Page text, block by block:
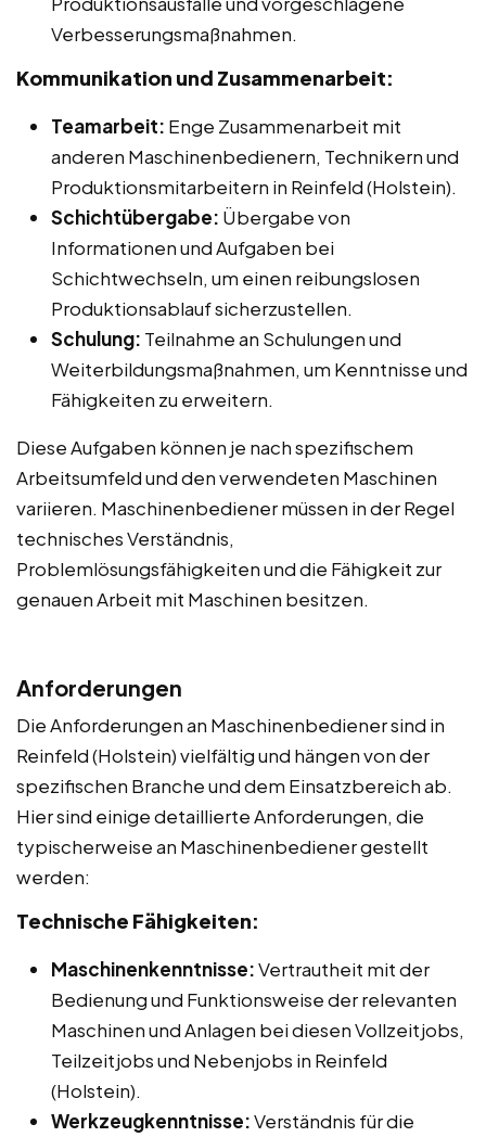
Verbesserungsmaßnahmen.
Kommunikation und Zusammenarbeit:
Teamarbeit: Enge Zusammenarbeit mit
anderen Maschinenbedienern, Technikern und
Produktionsmitarbeitern in Reinfeld (Holstein).
Schichtübergabe: Übergabe von
Informationen und Aufgaben bei
Schichtwechseln, um einen reibungslosen
Produktionsablauf sicherzustellen.
Schulung: Teilnahme an Schulungen und
Weiterbildungsmaßnahmen, um Kenntnisse und
Fähigkeiten zu erweitern.
Diese Aufgaben können je nach spezifischem
Arbeitsumfeld und den verwendeten Maschinen
variieren. Maschinenbediener müssen in der Regel
technisches Verständnis,
Problemlösungsfähigkeiten und die Fähigkeit zur
genauen Arbeit mit Maschinen besitzen.
Anforderungen
Die Anforderungen an Maschinenbediener sind in
Reinfeld (Holstein) vielfältig und hängen von der
spezifischen Branche und dem Einsatzbereich ab.
Hier sind einige detaillierte Anforderungen, die
typischerweise an Maschinenbediener gestellt
werden:
Technische Fähigkeiten:
Maschinenkenntnisse:Vertrautheit mit der
Bedienung und Funktionsweise der relevanten
Maschinen und Anlagen bei diesen Vollzeitjobs,
Teilzeitjobs und Nebenjobs in Reinfeld
(Holstein).
Werkzeugkenntnisse:Verständnis für die